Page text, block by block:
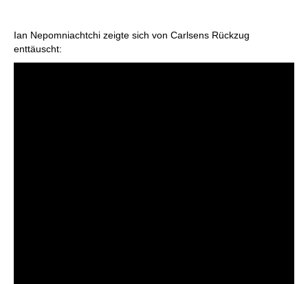
Ian Nepomniachtchi zeigte sich von Carlsens Rückzug
enttäuscht: